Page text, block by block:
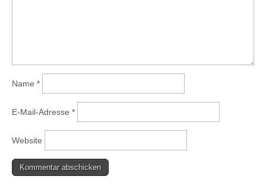
Name *
E-Mail-Adresse *
Website